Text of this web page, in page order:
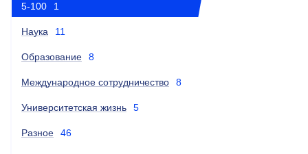
5-100 1
Наука 11
Образование 8
Международное сотрудничество 8
Университетская жизнь 5
Разное 46